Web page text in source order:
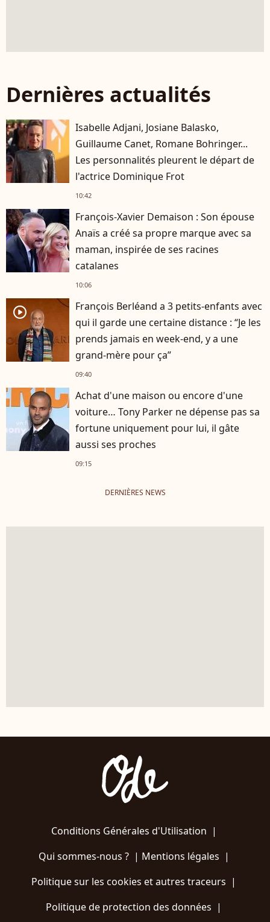
Dernières actualités
Isabelle Adjani, Josiane Balasko,
Guillaume Canet, Romane Bohringer...
Les personnalités pleurent le départ de
l'actrice Dominique Frot
10:42
François-Xavier Demaison : Son épouse
Anaïs a créé sa propre marque avec sa
maman, inspirée de ses racines
catalanes
10:06
player2
François Berléand a 3 petits-enfants avec
qui il garde une certaine distance : “Je les
prends jamais en week-end, y a une
grand-mère pour ça”
09:40
Achat d'une maison ou encore d'une
voiture… Tony Parker ne dépense pas sa
fortune uniquement pour lui, il gâte
aussi ses proches
09:15
DERNIÈRES NEWS
Conditions Générales d'Utilisation |
Qui sommes-nous ?| Mentions légales |
Politique sur les cookies et autres traceurs |
Politique de protection des données |